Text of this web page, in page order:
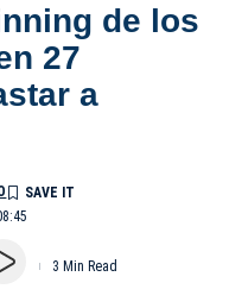
de los
27
a
3 Min Read